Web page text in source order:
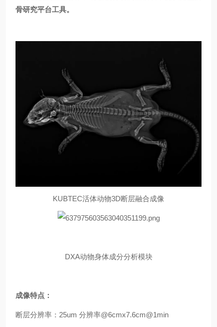
骨研究平台工具。
KUBTEC活体动物3D断层融合成像
DXA动物身体成分分析模块
成像特点：
断层分辨率：25um 分辨率@6cmx7.6cm@1min